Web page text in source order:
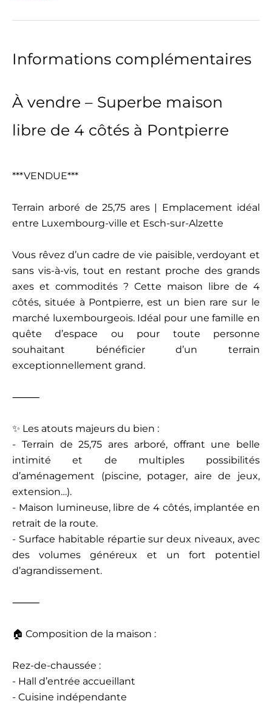
Informations complémentaires
À vendre – Superbe maison
libre de 4 côtés à Pontpierre
***VENDUE***
Terrain arboré de 25,75 ares | Emplacement idéal
entre Luxembourg-ville et Esch-sur-Alzette
Vous rêvez d’un cadre de vie paisible, verdoyant et
sans vis-à-vis, tout en restant proche des grands
axes et commodités ? Cette maison libre de 4
côtés, située à Pontpierre, est un bien rare sur le
marché luxembourgeois. Idéal pour une famille en
quête d’espace ou pour toute personne
souhaitant bénéficier d’un terrain
exceptionnellement grand.
⸻
✨ Les atouts majeurs du bien :
- Terrain de 25,75 ares arboré, offrant une belle
intimité et de multiples possibilités
d’aménagement (piscine, potager, aire de jeux,
extension…).
- Maison lumineuse, libre de 4 côtés, implantée en
retrait de la route.
- Surface habitable répartie sur deux niveaux, avec
des volumes généreux et un fort potentiel
d’agrandissement.
⸻
🏠 Composition de la maison :
Rez-de-chaussée :
- Hall d’entrée accueillant
- Cuisine indépendante